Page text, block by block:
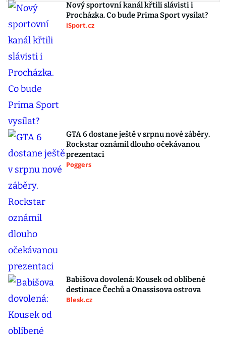
Nový sportovní kanál křtili slávisti i
Procházka. Co bude Prima Sport vysílat?
iSport.cz
GTA 6 dostane ještě v srpnu nové záběry.
Rockstar oznámil dlouho očekávanou
prezentaci
Poggers
Babišova dovolená: Kousek od oblíbené
destinace Čechů a Onassisova ostrova
Blesk.cz